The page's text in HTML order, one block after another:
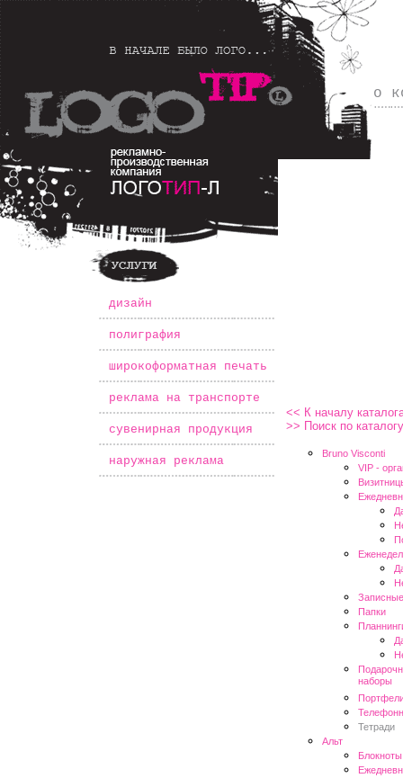
дизайн
полиграфия
широкоформатная печать
реклама на транспорте
сувенирная продукция
наружная реклама
о
<< К началу
>> Поиск по каталогу
Bruno Visconti
VIP -
Папки
наборы
Тетради
Альт
Блокноты